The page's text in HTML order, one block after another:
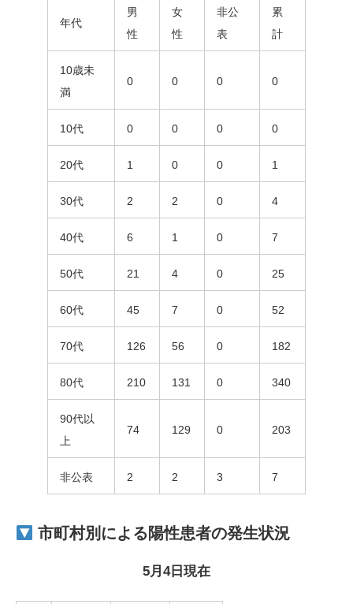
年代
男
性
女
性
非公
表
累
計
10歳未
満
0 0 0 0
10代 0 0 0 0
20代 1 0 0 1
30代 2 2 0 4
40代 6 1 0 7
50代 21 4 0 25
60代 45 7 0 52
70代 126 56 0 182
80代 210 131 0 340
90代以
上
74 129 0 203
非公表 2 2 3 7
市町村別による陽性患者の発生状況
5月4日現在